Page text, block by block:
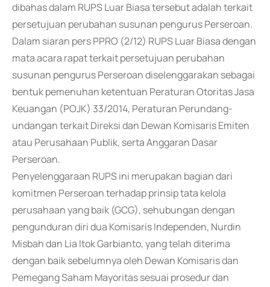
dibahas dalam RUPS Luar Biasa tersebut adalah terkait
persetujuan perubahan susunan pengurus Perseroan.
Dalam siaran pers PPRO (2/12) RUPS Luar Biasa dengan
mata acara rapat terkait persetujuan perubahan
susunan pengurus Perseroan diselenggarakan sebagai
bentuk pemenuhan ketentuan Peraturan Otoritas Jasa
Keuangan (POJK) 33/2014, Peraturan Perundang-
undangan terkait Direksi dan Dewan Komisaris Emiten
atau Perusahaan Publik, serta Anggaran Dasar
Perseroan.
Penyelenggaraan RUPS ini merupakan bagian dari
komitmen Perseroan terhadap prinsip tata kelola
perusahaan yang baik (GCG), sehubungan dengan
pengunduran diri dua Komisaris Independen, Nurdin
Misbah dan Lia Itok Garbianto, yang telah diterima
dengan baik sebelumnya oleh Dewan Komisaris dan
Pemegang Saham Mayoritas sesuai prosedur dan